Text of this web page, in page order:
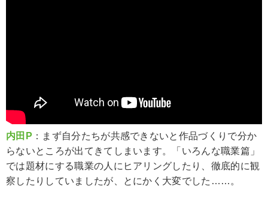
内田P ：まず自分たちが共感できないと作品づくりで分か
らないところが出てきてしまいます。「いろんな職業篇」
では題材にする職業の人にヒアリングしたり、徹底的に観
察したりしていましたが、とにかく大変でした……。